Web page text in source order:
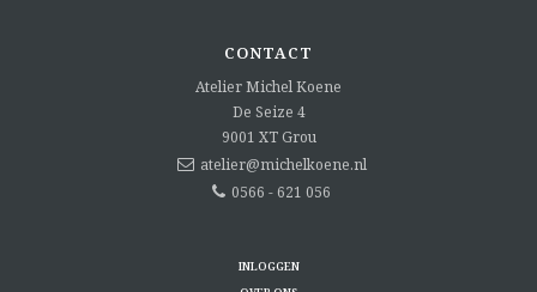
CONTACT
Atelier Michel Koene
De Seize 4
9001 XT Grou
atelier@michelkoene.nl
0566 - 621 056
INLOGGEN